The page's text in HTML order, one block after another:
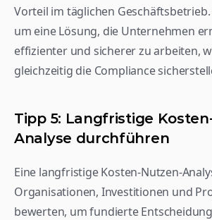
Vorteil im täglichen Geschäftsbetrieb.
um eine Lösung, die Unternehmen
effizienter und sicherer zu arbeiten,
gleichzeitig die Compliance
Tipp 5: Langfristige
Analyse durchführen
Eine langfristige Kosten-Nutzen-
Organisationen, Investitionen und
bewerten, um fundierte